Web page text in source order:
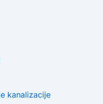
kanalizacije